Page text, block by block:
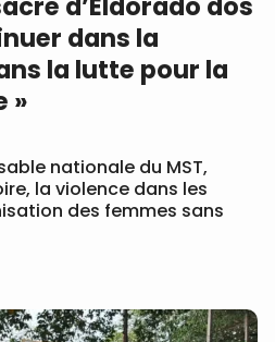
dans la
la lutte pour la
»
nationale du MST,
la violence dans les
des femmes sans